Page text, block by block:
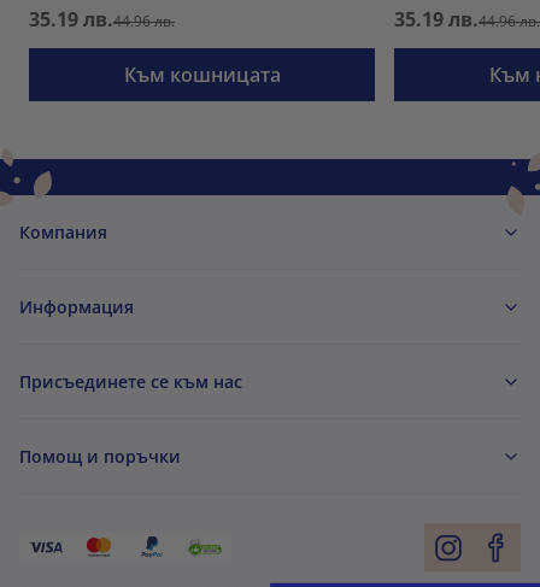
35.19 лв.44.96 лв.
Към кошницата
35.19 лв.44.96 лв.
Към
Компания
Информация
Присъединете се към нас
Помощ и поръчки